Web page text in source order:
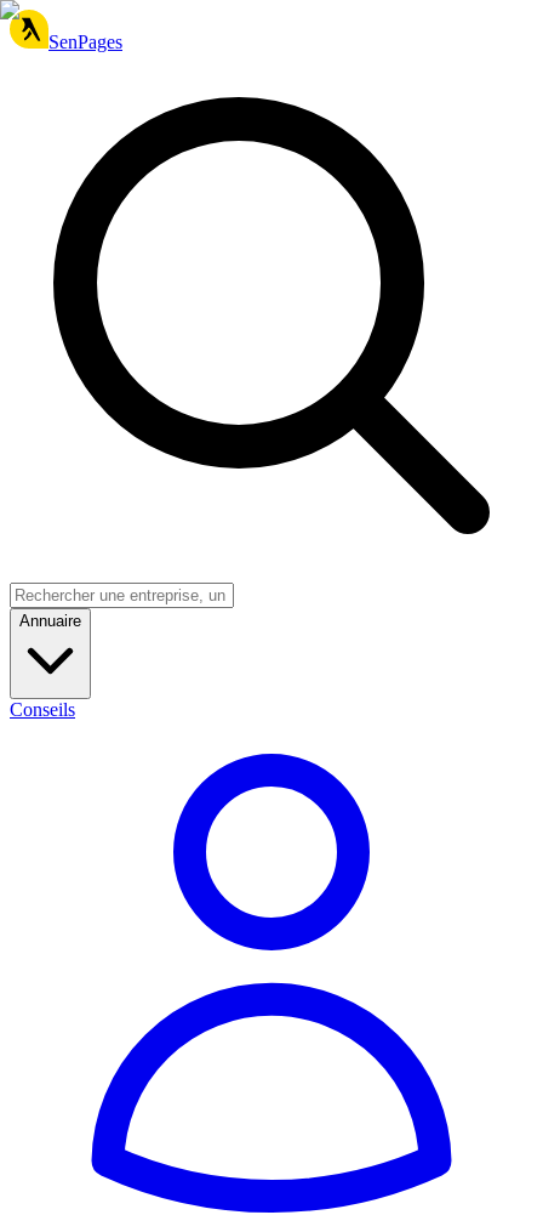
SenPages
Annuaire
Conseils